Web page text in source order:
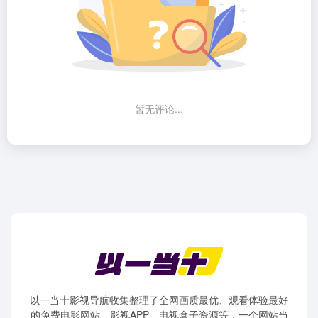
暂无评论...
以一当十影视导航收集整理了全网画质最优、观看体验最好
的免费电影网站、影视APP、电视盒子资源等，一个网站当